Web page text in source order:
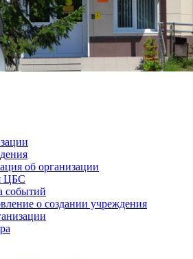
об организации
ЦБС
событий
о создании учреждения